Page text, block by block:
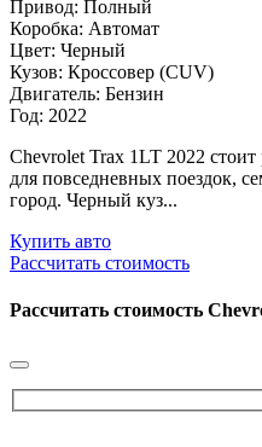
Привод: Полный
Коробка: Автомат
Цвет: Черный
Кузов: Кроссовер (CUV)
Двигатель: Бензин
Год: 2022
Chevrolet Trax 1LT 2022 стоит
для повседневных поездок,
город. Черный куз...
Купить авто
Рассчитать стоимость
Рассчитать стоимость